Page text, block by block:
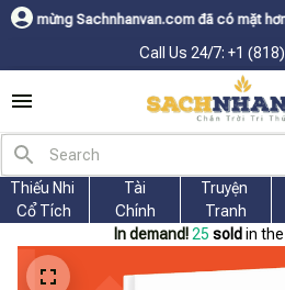
đã có mặt hơn 200 quốc gia
Call Us 24/7: +1
Thiếu Nhi
Cổ Tích
Tài
Chính
Truyện
Tranh
In demand! 25 sold in